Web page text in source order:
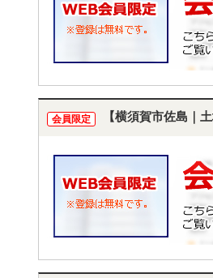
会員限定 【横須賀市佐島｜